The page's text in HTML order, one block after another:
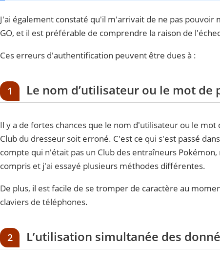
J'ai également constaté qu'il m'arrivait de ne pas
GO, et il est préférable de comprendre la raison de
Ces erreurs d'authentification peuvent être dues à :
1 Le nom d’utilisateur ou le mot de
Il y a de fortes chances que le nom d'utilisateur ou le
Club du dresseur soit erroné. C'est ce qui s'est passé
compte qui n'était pas un Club des entraîneurs
compris et j'ai essayé plusieurs méthodes différentes.
De plus, il est facile de se tromper de caractère au
claviers de téléphones.
2 L’utilisation simultanée des